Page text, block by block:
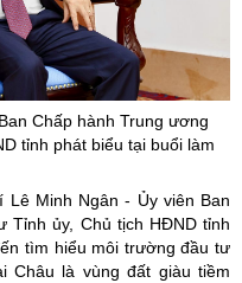
Chấp hành Trung ương
tỉnh phát biểu tại buổi làm
Lê Minh Ngân - Ủy viên Ban
Tỉnh ủy, Chủ tịch HĐND tỉnh
tìm hiểu môi trường đầu tư
Châu là vùng đất giàu tiềm